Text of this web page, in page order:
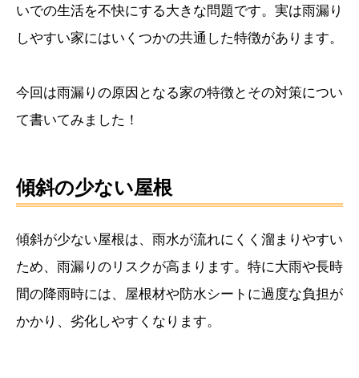
Q&A
ENTRY
求人採用情報
プライバシーポリシー
いでの生活を不快にする大きな問題です。実は雨漏り
しやすい家にはいくつかの共通した特徴があります。
今回は雨漏りの原因となる家の特徴とその対策につい
て書いてみました！
傾斜の少ない屋根
傾斜が少ない屋根は、雨水が流れにくく溜まりやすい
ため、雨漏りのリスクが高まります。特に大雨や長時
間の降雨時には、屋根材や防水シートに過度な負担が
かかり、劣化しやすくなります。